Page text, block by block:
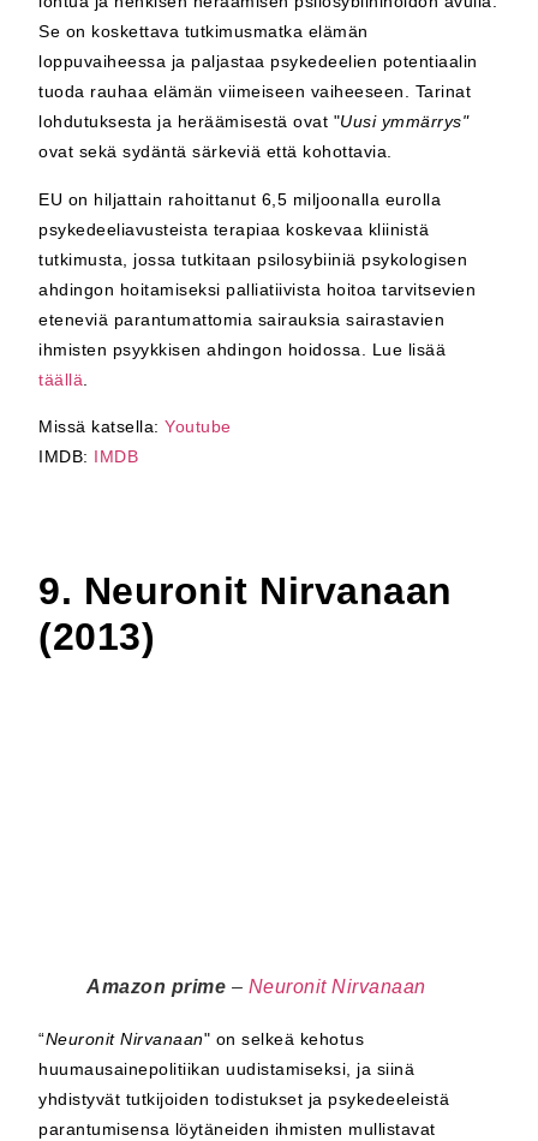
Se on koskettava tutkimusmatka elämän
loppuvaiheessa ja paljastaa psykedeelien potentiaalin
tuoda rauhaa elämän viimeiseen vaiheeseen. Tarinat
lohdutuksesta ja heräämisestä ovat "Uusi ymmärrys"
ovat sekä sydäntä särkeviä että kohottavia.
EU on hiljattain rahoittanut 6,5 miljoonalla eurolla
psykedeeliavusteista terapiaa koskevaa kliinistä
tutkimusta, jossa tutkitaan psilosybiiniä psykologisen
ahdingon hoitamiseksi palliatiivista hoitoa tarvitsevien
eteneviä parantumattomia sairauksia sairastavien
ihmisten psyykkisen ahdingon hoidossa. Lue lisää
täällä
Missä katsella:Youtube
IMDB: IMDB
9. Neuronit Nirvanaan
(2013)
Amazon prime – Neuronit Nirvanaan
“Neuronit Nirvanaan" on selkeä kehotus
huumausainepolitiikan uudistamiseksi, ja siinä
yhdistyvät tutkijoiden todistukset ja psykedeeleistä
parantumisensa löytäneiden ihmisten mullistavat